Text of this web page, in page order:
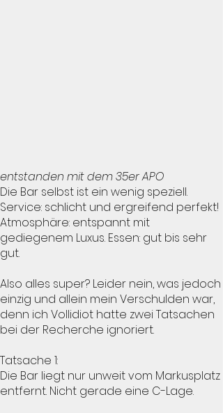
entstanden mit dem 35er APO
Die Bar selbst ist ein wenig speziell.
Service: schlicht und ergreifend perfekt!
Atmosphäre: entspannt mit
gediegenem Luxus. Essen: gut bis sehr
gut.
Also alles super? Leider nein, was jedoch
einzig und allein mein Verschulden war,
denn ich Vollidiot hatte zwei Tatsachen
bei der Recherche ignoriert.
Tatsache 1:
Die Bar liegt nur unweit vom Markusplatz
entfernt. Nicht gerade eine C-Lage.